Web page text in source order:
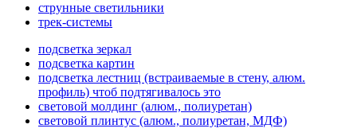
струнные светильники
трек-системы
подсветка зеркал
подсветка картин
подсветка лестниц (встраиваемые в стену, алюм.
профиль) чтоб подтягивалось это
световой молдинг (алюм., полиуретан)
световой плинтус (алюм., полиуретан, МДФ)